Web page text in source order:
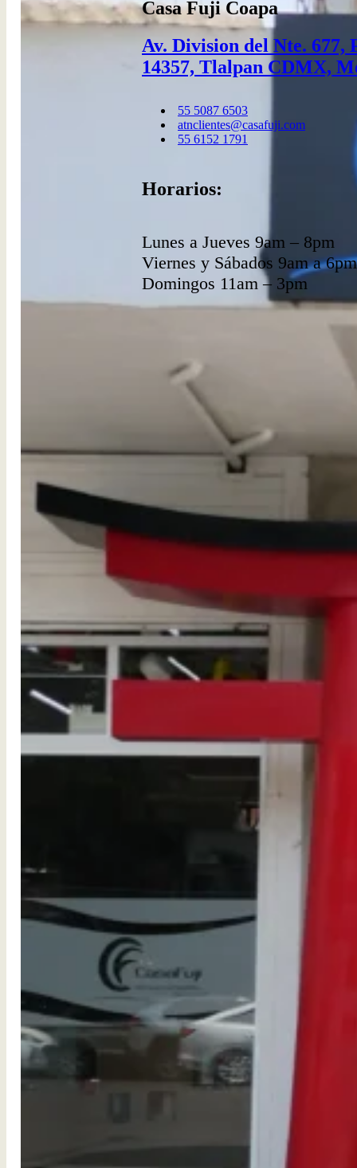
Casa Fuji Coapa
Av. Division del Nte. 677,
14357, Tlalpan CDMX,
55 5087 6503​
atnclientes@casafuji.com
55 6152 1791
Horarios:
Lunes a Jueves 9am – 8pm
Viernes y Sábados 9am a 6pm
Domingos 11am – 3pm